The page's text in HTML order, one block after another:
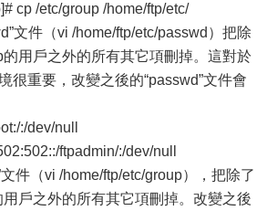
etc/group /home/ftp/etc/
（vi /home/ftp/etc/passwd）把除
的用戶之外的所有其它項刪掉。這對於
很重要，改變之後的“passwd”文件會
dev/null
ftpadmin/:/dev/null
vi /home/ftp/etc/group），把除了
用戶之外的所有其它項刪掉。改變之後